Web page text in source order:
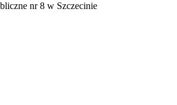
nr 8 w Szczecinie